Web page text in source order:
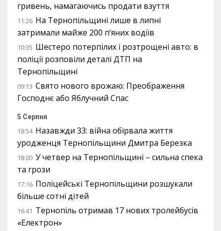
гривень, намагаючись продати взуття
11:26 На Тернопільщині лише в липні
затримали майже 200 п’яних водіїв
10:35 Шестеро потерпілих і розтрощені авто: в
поліції розповіли деталі ДТП на
Тернопільщині
09:13 Свято нового врожаю: Преображення
Господнє або Яблучний Спас
5 Серпня
18:54 Назавжди 33: війна обірвала життя
уродженця Тернопільщини Дмитра Березка
18:00 У четвер на Тернопільщині – сильна спека
та грози
17:16 Поліцейські Тернопільщини розшукали
більше сотні дітей
16:41 Тернопіль отримав 17 нових тролейбусів
«Електрон»